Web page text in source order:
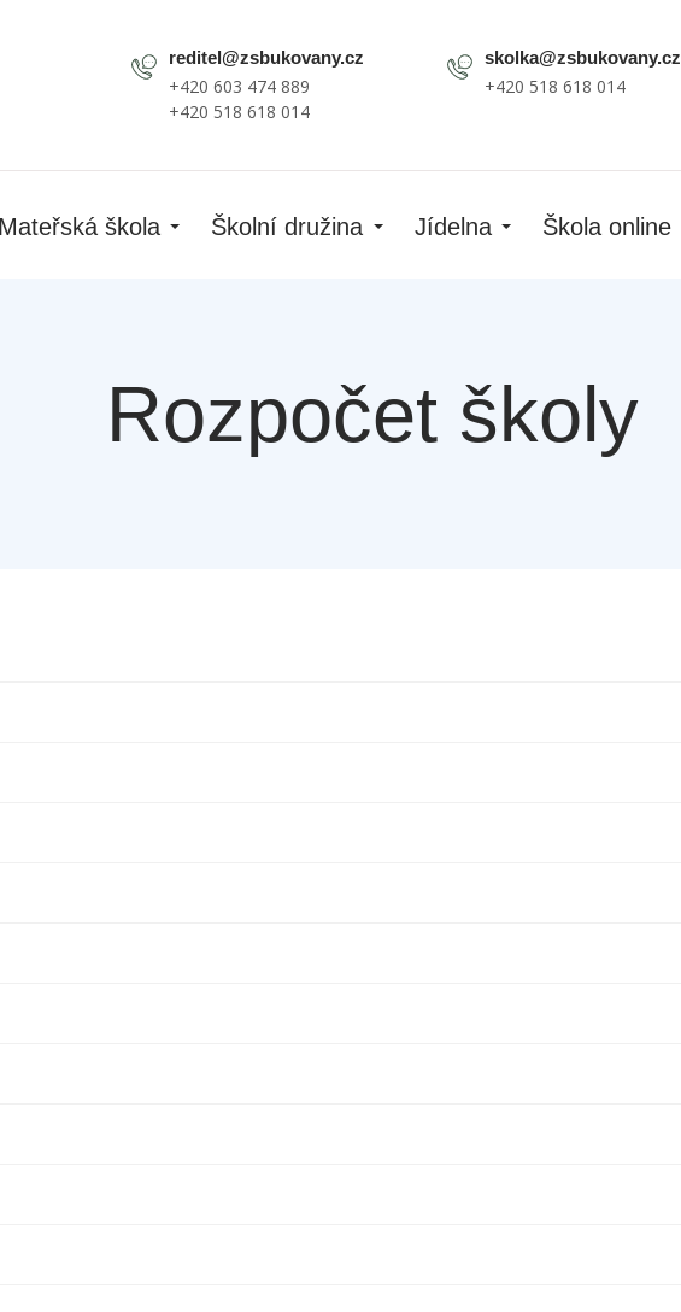
reditel@zsbukovany.cz
+420 603 474 889
+420 518 618 014
skolka@zsbukovany.cz
+420 518 618 014
Mateřská škola Školní družina Jídelna Škola online
Rozpočet školy